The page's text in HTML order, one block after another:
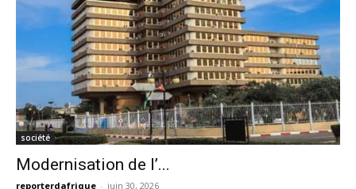
société
Modernisation de l’...
reporterdafrique - juin 30, 2026